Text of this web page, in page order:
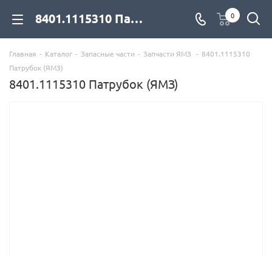
8401.1115310 Патрубок (ЯМЗ) для дизельных двигателей купить со склада с доставкой по цене официального дилера - компания Дизель Экспорт 0
Главная - Каталог - Запасные части - Запчасти ЯМЗ - 8401.1115310
Патрубок (ЯМЗ)
8401.1115310 Патрубок (ЯМЗ)